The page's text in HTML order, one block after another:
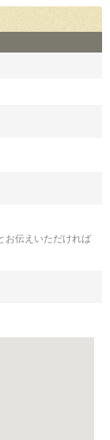
お伝えいただければ